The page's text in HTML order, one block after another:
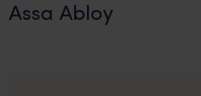
Assa Abloy